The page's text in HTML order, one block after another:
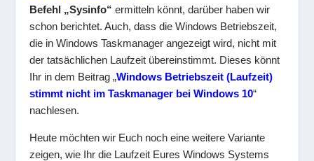
Befehl „Sysinfo“ ermitteln könnt, darüber haben wir
schon berichtet. Auch, dass die Windows Betriebszeit,
die in Windows Taskmanager angezeigt wird, nicht mit
der tatsächlichen Laufzeit übereinstimmt. Dieses könnt
Ihr in dem Beitrag „Windows Betriebszeit (Laufzeit)
stimmt nicht im Taskmanager bei Windows 10“
nachlesen.
Heute möchten wir Euch noch eine weitere Variante
zeigen, wie Ihr die Laufzeit Eures Windows Systems